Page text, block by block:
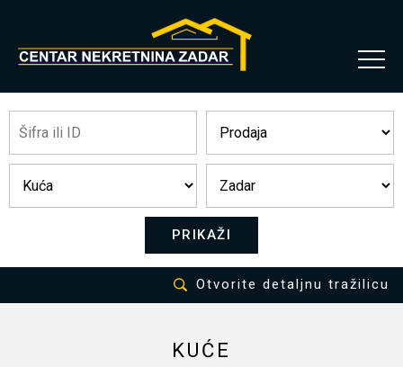
PRIKAŽI
Otvorite detaljnu tražilicu
KUĆE